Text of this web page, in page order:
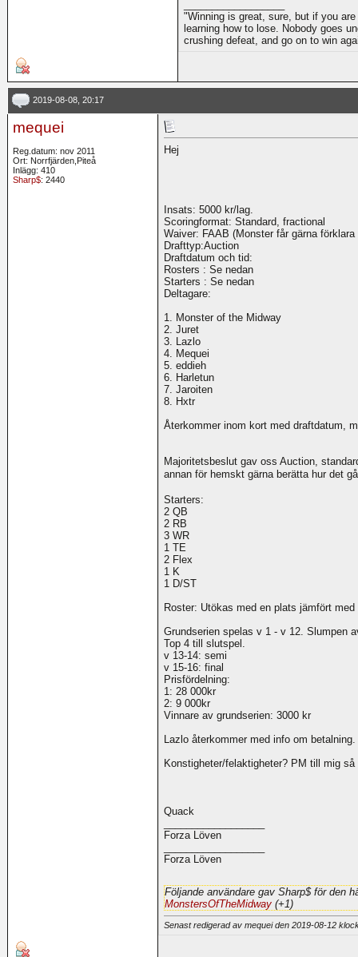
"Winning is great, sure, but if you
learning how to lose. Nobody goes
crushing defeat, and go on to win
2019-08-08, 20:17
mequei
Reg.datum: nov 2011
Ort: Norrfjärden,Piteå
Inlägg: 410
Sharp$: 2440
Hej
Insats: 5000 kr/lag.
Scoringformat: Standard, fractional
Waiver: FAAB (Monster får gärna
Drafttyp:Auction
Draftdatum och tid:
Rosters : Se nedan
Starters : Se nedan
Deltagare:
1. Monster of the Midway
2. Juret
3. Lazlo
4. Mequei
5. eddieh
6. Harletun
7. Jaroiten
8. Hxtr
Återkommer inom kort med draftdatum,
Majoritetsbeslut gav oss Auction,
annan för hemskt gärna berätta hur det
Starters:
2 QB
2 RB
3 WR
1 TE
2 Flex
1 K
1 D/ST
Roster: Utökas med en plats jämfört
Grundserien spelas v 1 - v 12. Slumpen
Top 4 till slutspel.
v 13-14: semi
v 15-16: final
Prisfördelning:
1: 28 000kr
2: 9 000kr
Vinnare av grundserien: 3000 kr
Lazlo återkommer med info om betalning.
Konstigheter/felaktigheter? PM till mig
Quack
Forza Löven
Forza Löven
Följande användare gav Sharp$ för den
MonstersOfTheMidway (+1)
Senast redigerad av mequei den 2019-08-12